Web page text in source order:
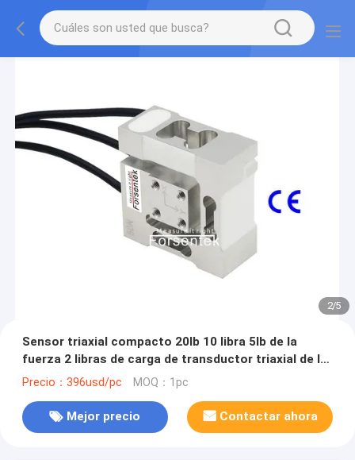
2/5
Sensor triaxial compacto 20lb 10 libra 5lb de la
fuerza 2 libras de carga de transductor triaxial de la
célula
Precio：396usd/pc MOQ：1pc
Mejor precio Contactar ahora